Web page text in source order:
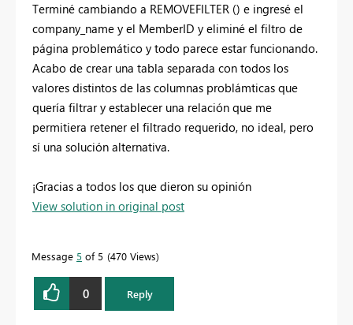
Terminé cambiando a REMOVEFILTER () e ingresé el
company_name y el MemberID y eliminé el filtro de
página problemático y todo parece estar funcionando.
Acabo de crear una tabla separada con todos los
valores distintos de las columnas problámticas que
quería filtrar y establecer una relación que me
permitiera retener el filtrado requerido, no ideal, pero
sí una solución alternativa.
¡Gracias a todos los que dieron su opinión
View solution in original post
Message 5 of 5 470 Views
0 Reply